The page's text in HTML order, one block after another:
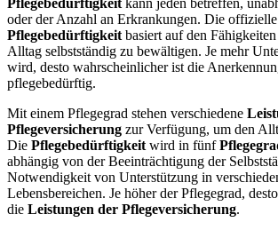
oder der Anzahl an Erkrankungen. Die
Pflegebedürftigkeit basiert auf den
Alltag selbstständig zu bewältigen. Je mehr
wird, desto wahrscheinlicher ist die
pflegebedürftig.
Mit einem Pflegegrad stehen verschiedene
Pflegeversicherung zur Verfügung, um den
Die Pflegebedürftigkeit wird in fünf
abhängig von der Beeinträchtigung der
Notwendigkeit von Unterstützung in
Lebensbereichen. Je höher der Pflegegrad,
die Leistungen der Pflegeversicherung.